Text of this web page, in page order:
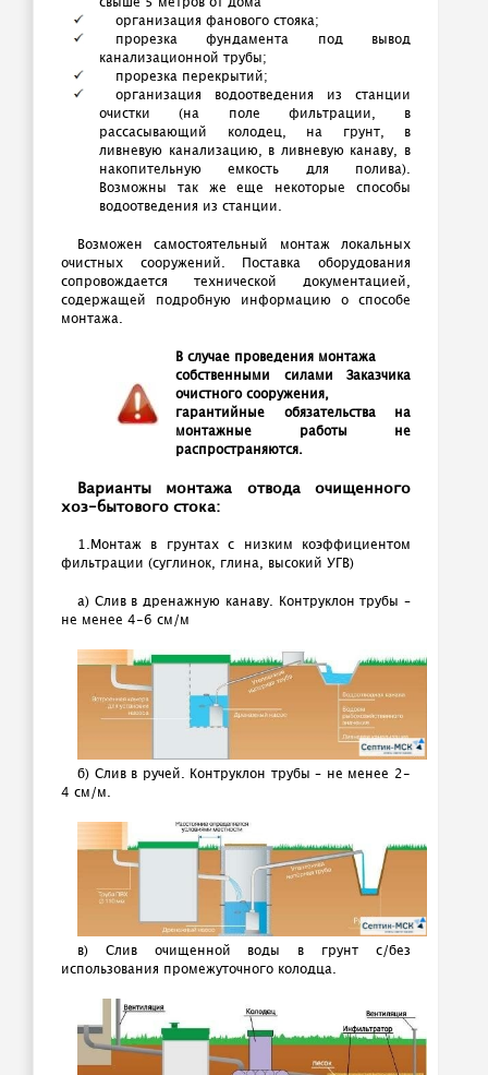
свыше 5 метров от дома
организация фанового стояка;
прорезка фундамента под вывод
канализационной трубы;
прорезка перекрытий;
организация водоотведения из станции
очистки (на поле фильтрации, в
рассасывающий колодец, на грунт, в
ливневую канализацию, в ливневую канаву, в
накопительную емкость для полива).
Возможны так же еще некоторые способы
водоотведения из станции.
Возможен самостоятельный монтаж локальных
очистных сооружений. Поставка оборудования
сопровождается технической документацией,
содержащей подробную информацию о способе
монтажа.
В случае проведения монтажа
собственными силами Заказчика
очистного сооружения,
гарантийные обязательства на
монтажные работы не
распространяются.
Варианты монтажа отвода очищенного
хоз-бытового стока:
1.Монтаж в грунтах с низким коэффициентом
фильтрации (суглинок, глина, высокий УГВ)
а) Слив в дренажную канаву. Контруклон трубы –
не менее 4-6 см/м
б) Слив в ручей. Контруклон трубы – не менее 2-
4 см/м.
в) Слив очищенной воды в грунт с/без
использования промежуточного колодца.